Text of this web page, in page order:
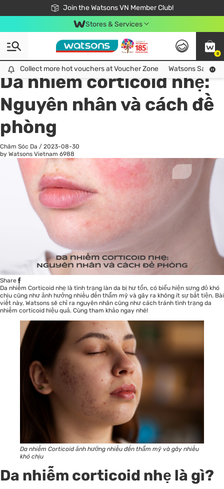
Join the Watsons VN Member Club!
Free Shipping For Order From 249,000Đ
24h Fast delivery in Hồ Chí Minh City
Stores & Services
0
Collect more hot vouchers at Voucher Zone
Collect more hot vouchers at Voucher Zone Watsons Safety
All
Chăm Sóc Cá Nhân
Da nhiễm corticoid nhẹ:
Nguyên nhân và cách đề
phòng
Chăm Sóc Da / 2023-08-30
by Watsons Vietnam 6988
Share
Da nhiễm Corticoid nhẹ là tình trạng làn da bị hư tổn, có biểu hiện sưng đỏ khó
chịu cũng như ảnh hưởng nhiều đến thẩm mỹ và gây ra không ít sự bất tiện. Bài
viết này, Watsons sẽ chỉ ra nguyên nhân cũng như cách tránh tình trạng da
nhiễm corticoid hiệu quả. Cùng tham khảo ngay nhé!
Da nhiễm Corticoid ảnh hưởng nhiều đến thẩm mỹ và gây nhiều
khó chịu
Da nhiễm corticoid nhẹ là gì?